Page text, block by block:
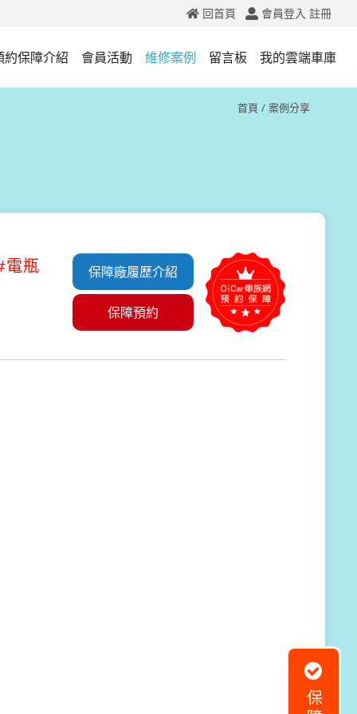
會員登入 註冊
回首頁
約保障介紹 會員活動 維修案例 留言板 我的雲端車庫
首頁 案例分享
電瓶 保障廠履歷介紹
保障預約